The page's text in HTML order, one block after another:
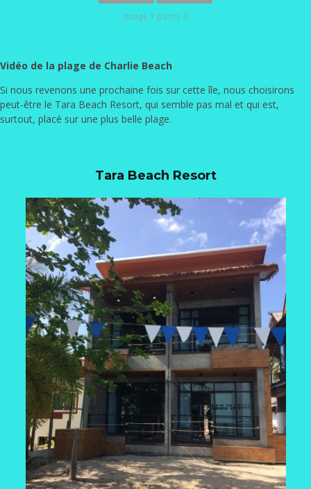
Image 1 parmi 4
Vidéo de la plage de Charlie Beach
Si nous revenons une prochaine fois sur cette île, nous choisirons
peut-être le Tara Beach Resort, qui semble pas mal et qui est,
surtout, placé sur une plus belle plage.
Tara Beach Resort